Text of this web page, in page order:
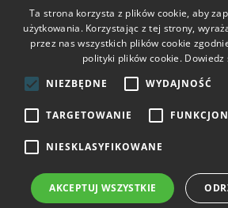
Płatności
Ta strona korzysta z plików cookie, aby
użytkowania. Korzystając z tej strony,
przez nas wszystkich plików cookie
polityki plików cookie. Dowiedz
NIEZBĘDNE
WYDAJNOŚĆ
TARGETOWANIE
NIESKLASYFIKOWANE
AKCEPTUJ WSZYSTKIE